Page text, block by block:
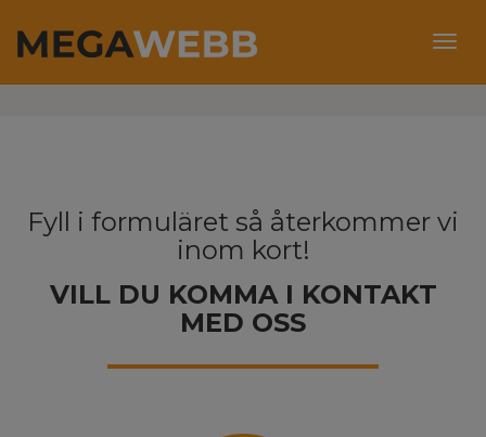
KONTAKT
Fyll i formuläret så återkommer vi
inom kort!
VILL DU KOMMA I KONTAKT
MED OSS